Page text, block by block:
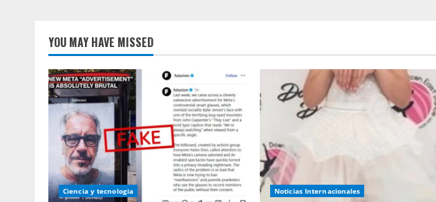
YOU MAY HAVE MISSED
Ciencia y tecnologia Noticias Internacionales